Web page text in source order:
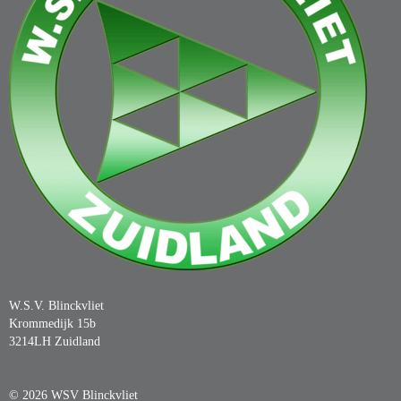
W.S.V. Blinckvliet
Krommedijk 15b
3214LH Zuidland
© 2026 WSV Blinckvliet